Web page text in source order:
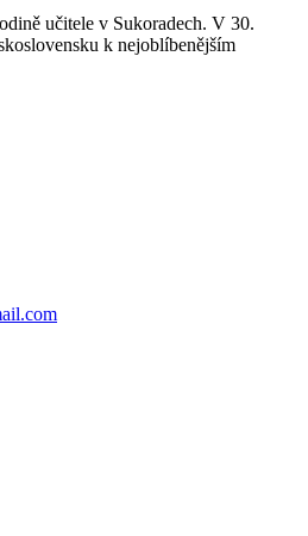
učitele v Sukoradech. V 30.
k nejoblíbenějším